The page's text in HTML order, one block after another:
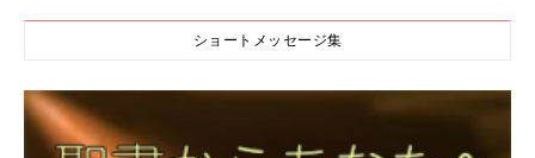
ショートメッセージ集